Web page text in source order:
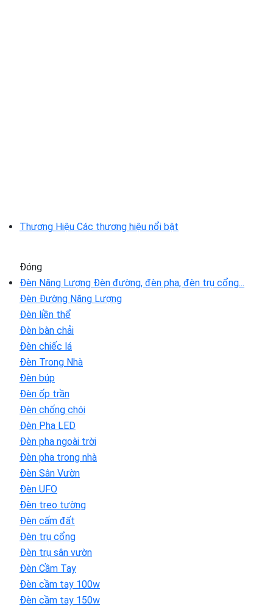
Thương Hiệu Các thương hiệu nổi bật
Đóng
Đèn Năng Lượng Đèn đường, đèn pha, đèn trụ cổng...
Đèn Đường Năng Lượng
Đèn liền thể
Đèn bàn chải
Đèn chiếc lá
Đèn Trong Nhà
Đèn búp
Đèn ốp trần
Đèn chống chói
Đèn Pha LED
Đèn pha ngoài trời
Đèn pha trong nhà
Đèn Sân Vườn
Đèn UFO
Đèn treo tường
Đèn cấm đất
Đèn trụ cổng
Đèn trụ sân vườn
Đèn Cầm Tay
Đèn cầm tay 100w
Đèn cầm tay 150w